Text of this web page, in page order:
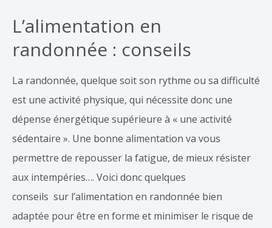
L’alimentation en
randonnée : conseils
La randonnée, quelque soit son rythme ou sa difficulté
est une activité physique, qui nécessite donc une
dépense énergétique supérieure à « une activité
sédentaire ». Une bonne alimentation va vous
permettre de repousser la fatigue, de mieux résister
aux intempéries…. Voici donc quelques
conseils sur l’alimentation en randonnée bien
adaptée pour être en forme et minimiser le risque de